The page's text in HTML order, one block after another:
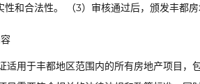
和合法性。 （3）审核通过后，颁发丰都房
适用于丰都地区范围内的所有房地产项目，